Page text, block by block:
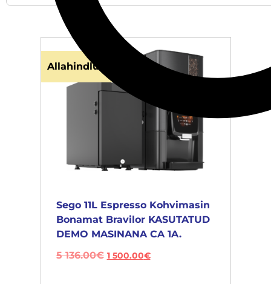
Allahindlus!
Sego 11L Espresso Kohvimasin
Bonamat Bravilor KASUTATUD
DEMO MASINANA CA 1A.
5 136.00€ 1 500.00€